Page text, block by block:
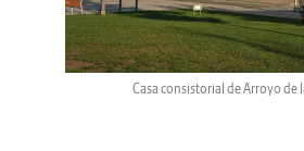
Casa consistorial de Arroyo de